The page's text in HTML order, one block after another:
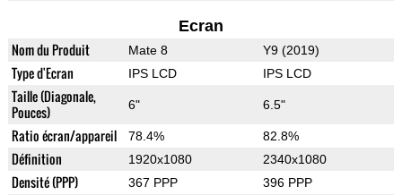
Ecran
Nom du Produit Mate 8 Y9 (2019)
Type d'Ecran IPS LCD IPS LCD
Taille (Diagonale,
Pouces)
6" 6.5"
Ratio écran/appareil 78.4% 82.8%
Définition 1920x1080 2340x1080
Densité (PPP) 367 PPP 396 PPP